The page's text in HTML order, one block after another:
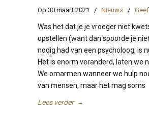
Op 30 maart 2021 / Nieuws /
Was het dat je je vroeger niet
opstellen (want dan spoorde je
nodig had van een psycholoog, is
Het is enorm veranderd, laten we
We omarmen wanneer we hulp
van mensen, maar het mag soms
Lees verder →